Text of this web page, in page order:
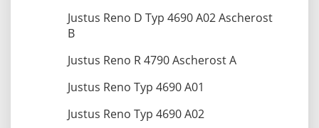
Justus Reno D Typ 4690 A02 Ascherost
B
Justus Reno R 4790 Ascherost A
Justus Reno Typ 4690 A01
Justus Reno Typ 4690 A02